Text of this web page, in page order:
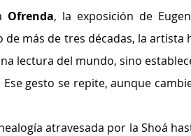
Ofrenda, la exposición de
de más de tres décadas, la artista
lectura del mundo, sino
gesto se repite, aunque
atravesada por la Shoá